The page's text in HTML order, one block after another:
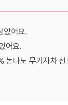
았어요.
어요.
논나노 무기자차